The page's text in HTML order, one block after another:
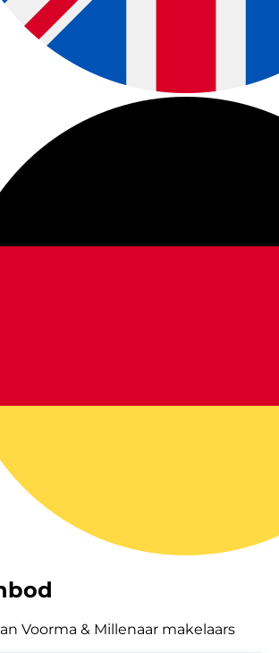
Voorma & Millenaar makelaars